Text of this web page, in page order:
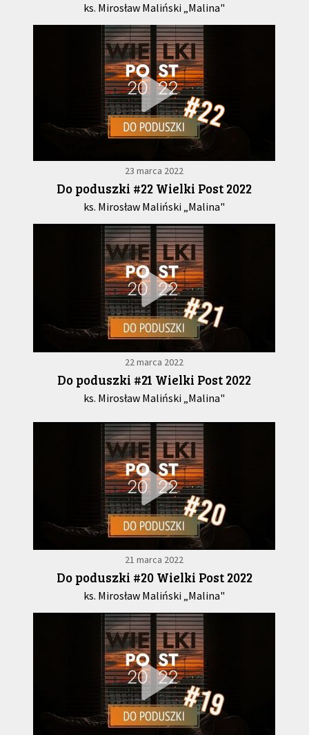
ks. Mirosław Maliński „Malina"
23 marca 2022
Do poduszki #22 Wielki Post 2022
ks. Mirosław Maliński „Malina"
22 marca 2022
Do poduszki #21 Wielki Post 2022
ks. Mirosław Maliński „Malina"
21 marca 2022
Do poduszki #20 Wielki Post 2022
ks. Mirosław Maliński „Malina"